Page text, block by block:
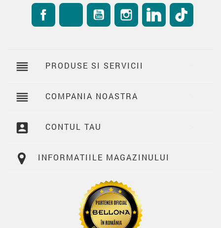
FacebookRSS YouTube InstagramLinkedIn
reorder PRODUSE SI SERVICII
reorder COMPANIA NOASTRA
account_box CONTUL TAU
INFORMATIILE MAGAZINULUI